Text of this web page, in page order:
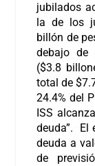
jubilados
la de los
billón de
debajo de
($3.8
total de
24.4% del
ISS
deuda”. El
deuda a
de